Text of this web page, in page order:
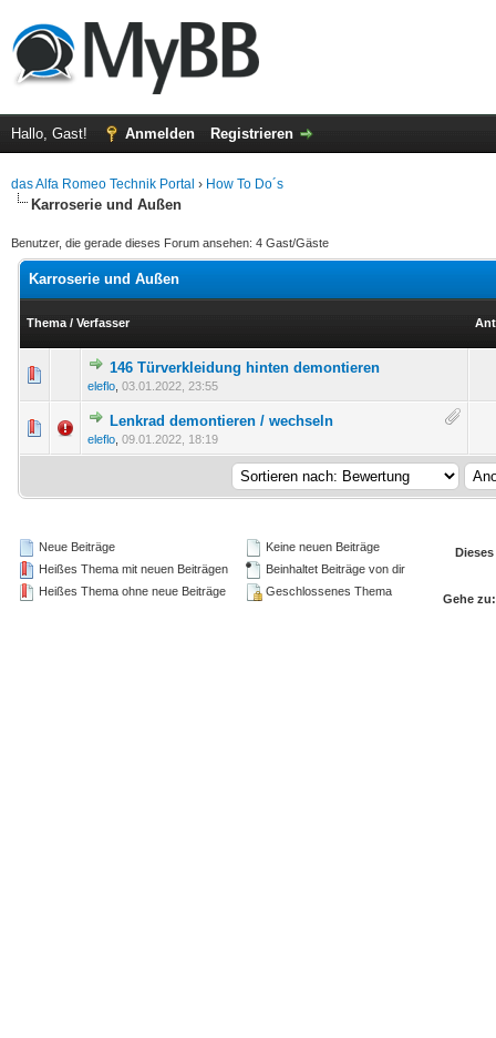
Hallo, Gast! Anmelden Registrieren
das Alfa Romeo Technik Portal › How To Do´s
Karroserie und Außen
Benutzer, die gerade dieses Forum ansehen: 4 Gast/Gäste
Karroserie und Außen
Thema / Verfasser
146 Türverkleidung hinten demontieren
eleflo 03.01.2022, 23:55
- 0 von 5 durchschnittlich
Lenkrad demontieren / wechseln
eleflo 09.01.2022, 18:19
- 0 von 5 durchschnittlich
Neue Beiträge
Heißes Thema mit neuen Beiträgen
Heißes Thema ohne neue Beiträge
Keine neuen Beiträge
Beinhaltet Beiträge von dir
Geschlossenes Thema
Gehe zu: